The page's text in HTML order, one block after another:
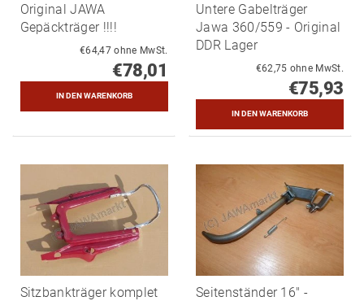
Original JAWA
Gepäckträger !!!!
€64,47 ohne MwSt.
€78,01
Untere Gabelträger
Jawa 360/559 - Original
DDR Lager
€62,75 ohne MwSt.
€75,93
Sitzbankträger komplet
Seitenständer 16" -